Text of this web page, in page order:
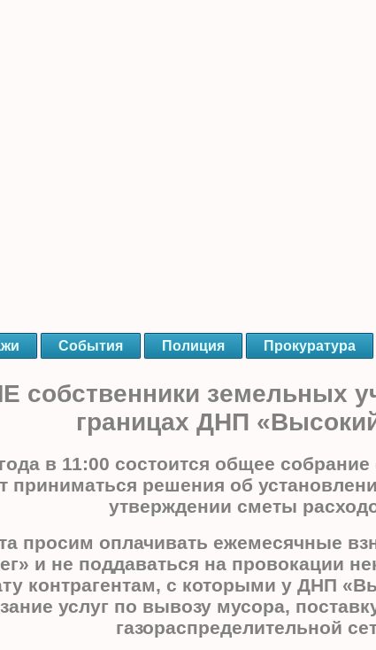
События Полиция Прокуратура
земельных
границах ДНП
в 11:00 состоится общее
приниматься решения об
утверждении сметы
просим оплачивать ежемесячные
и не поддаваться на провокации
контрагентам, с которыми у ДНП
услуг по вывозу мусора,
газораспределительной